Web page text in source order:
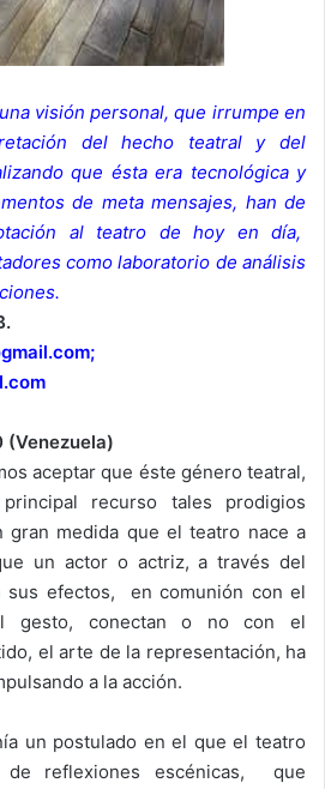
visión personal, que irrumpe en
del hecho teatral y del
que ésta era tecnológica y
de meta mensajes, han de
al teatro de hoy en día,
como laboratorio de análisis
;
(Venezuela)
aceptar que éste género teatral,
recurso tales prodigios
gran medida que el teatro nace a
un actor o actriz, a través del
sus efectos, en comunión con el
gesto, conectan o no con el
el arte de la representación, ha
a la acción.
un postulado en el que el teatro
reflexiones escénicas, que